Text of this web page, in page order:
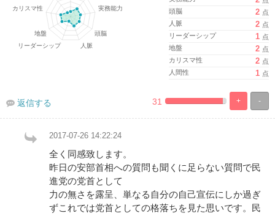
頭脳
2 点
人脈
2 点
リーダーシップ
1 点
地盤
2 点
カリスマ性
2 点
人間性
1 点
-
+
%
100%
31
返信する
2017-07-26 14:22:24
全く同感致します。
昨日の安部首相への質問も聞くに足らない質問で民
進党の党首として
力の無さを露呈、単なる自分の自己宣伝にしか過ぎ
ずこれでは党首としての格落ちを見た思いです。民